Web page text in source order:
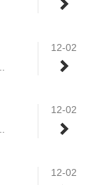
12-02
12-02
12-02